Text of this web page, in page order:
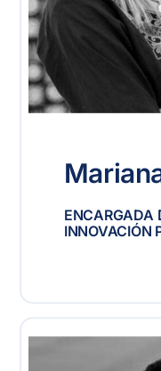
ENCARGADA
INNOVACIÓN